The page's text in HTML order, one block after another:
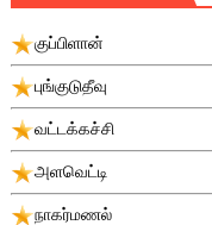
குப்பிளான்
புங்குடுதீவு
வட்டக்கச்சி
அளவெட்டி
நாகர்மணல்